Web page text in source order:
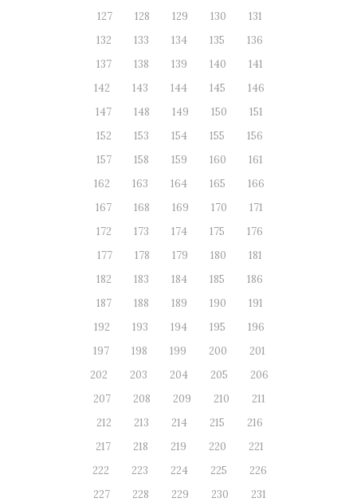
127
128 129 130
131
132
133 134 135
136
137
138 139 140
141
142
143 144 145
146
147
148 149 150
151
152
153 154 155
156
157
158 159 160
161
162
163 164 165
166
167
168 169 170
171
172
173 174 175
176
177
178 179 180
181
182
183 184 185
186
187
188 189 190
191
192
193 194 195
196
197
198 199 200
201
202
203 204 205
206
207
208 209 210
211
212
213 214 215
216
217
218 219 220
221
222
223 224 225
226
227
228 229 230
231